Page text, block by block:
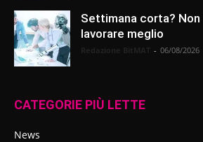
Settimana corta?
lavorare meglio
- 06/08/2026
CATEGORIE PIÙ LETTE
News